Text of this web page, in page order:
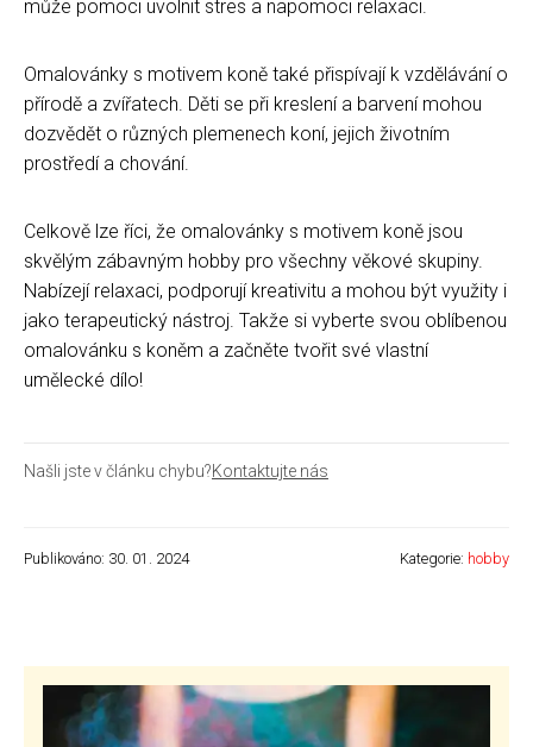
může pomoci uvolnit stres a napomoci relaxaci.
Omalovánky s motivem koně také přispívají k vzdělávání o
přírodě a zvířatech. Děti se při kreslení a barvení mohou
dozvědět o různých plemenech koní, jejich životním
prostředí a chování.
Celkově lze říci, že omalovánky s motivem koně jsou
skvělým zábavným hobby pro všechny věkové skupiny.
Nabízejí relaxaci, podporují kreativitu a mohou být využity i
jako terapeutický nástroj. Takže si vyberte svou oblíbenou
omalovánku s koněm a začněte tvořit své vlastní
umělecké dílo!
Našli jste v článku chybu?Kontaktujte nás
Publikováno: 30. 01. 2024 Kategorie: hobby